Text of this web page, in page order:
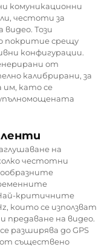
комуникационни
честоти за
видео. Този
покритие срещу
конфигурации.
от
калибрирани, за
им, като се
на
честотни
критичните
които се използват
предаване на видео.
разширява до GPS
от съществено